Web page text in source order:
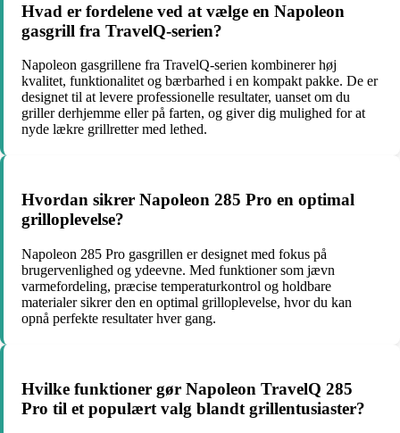
Hvad er fordelene ved at vælge en Napoleon
gasgrill fra TravelQ-serien?
Napoleon gasgrillene fra TravelQ-serien kombinerer høj
kvalitet, funktionalitet og bærbarhed i en kompakt pakke. De er
designet til at levere professionelle resultater, uanset om du
griller derhjemme eller på farten, og giver dig mulighed for at
nyde lækre grillretter med lethed.
Hvordan sikrer Napoleon 285 Pro en optimal
grilloplevelse?
Napoleon 285 Pro gasgrillen er designet med fokus på
brugervenlighed og ydeevne. Med funktioner som jævn
varmefordeling, præcise temperaturkontrol og holdbare
materialer sikrer den en optimal grilloplevelse, hvor du kan
opnå perfekte resultater hver gang.
Hvilke funktioner gør Napoleon TravelQ 285
Pro til et populært valg blandt grillentusiaster?